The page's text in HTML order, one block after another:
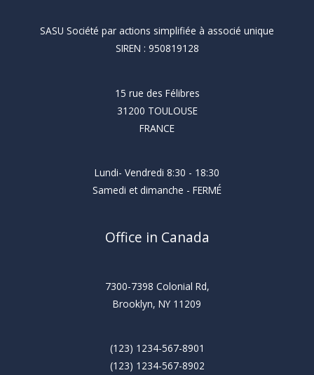
SASU Société par actions simplifiée à associé unique
SIREN : 950819128
15 rue des Félibres
31200 TOULOUSE
FRANCE
Lundi- Vendredi 8:30 - 18:30
Samedi et dimanche - FERMÉ
Office in Canada
7300-7398 Colonial Rd,
Brooklyn, NY 11209
(123) 1234-567-8901
(123) 1234-567-8902